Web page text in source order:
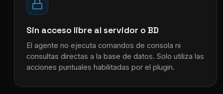
Sin acceso libre al servidor o BD
El agente no ejecuta comandos de consola ni
consultas directas a la base de datos. Solo utiliza las
acciones puntuales habilitadas por el plugin.